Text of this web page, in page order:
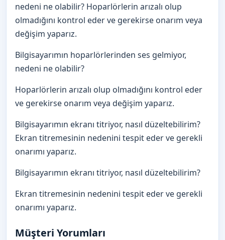
nedeni ne olabilir? Hoparlörlerin arızalı olup
olmadığını kontrol eder ve gerekirse onarım veya
değişim yaparız.
Bilgisayarımın hoparlörlerinden ses gelmiyor,
nedeni ne olabilir?
Hoparlörlerin arızalı olup olmadığını kontrol eder
ve gerekirse onarım veya değişim yaparız.
Bilgisayarımın ekranı titriyor, nasıl düzeltebilirim?
Ekran titremesinin nedenini tespit eder ve gerekli
onarımı yaparız.
Bilgisayarımın ekranı titriyor, nasıl düzeltebilirim?
Ekran titremesinin nedenini tespit eder ve gerekli
onarımı yaparız.
Müşteri Yorumları